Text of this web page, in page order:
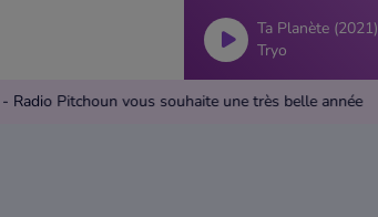
Ta Planète (2021)
Tryo
TV - Radio Pitchoun vous souhaite une très belle année